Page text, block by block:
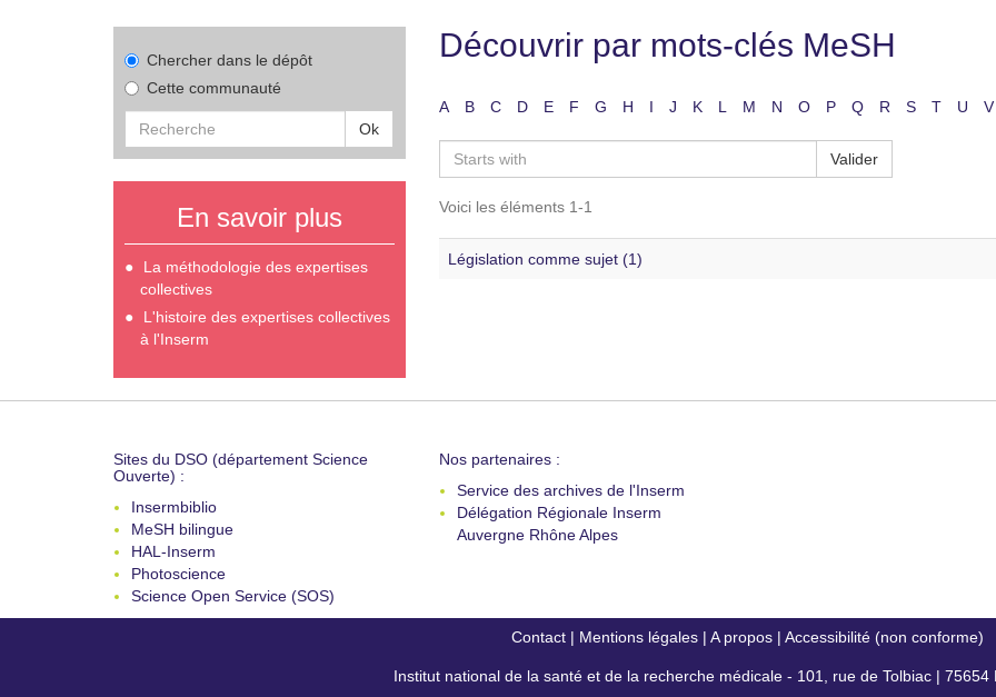
Chercher dans le dépôt
Cette communauté
Ok
En savoir plus
La méthodologie des expertises
collectives
L'histoire des expertises collectives
à l'Inserm
Découvrir par mots-clés MeSH
A B C D E F G H I J K L M N O P Q R S T U V
Valider
Voici les éléments 1-1
Législation comme sujet (1)
Sites du DSO (département Science
Ouverte) :
Insermbiblio
MeSH bilingue
HAL-Inserm
Photoscience
Science Open Service (SOS)
Nos partenaires :
Service des archives de l'Inserm
Délégation Régionale Inserm
Auvergne Rhône Alpes
Contact| Mentions légales| A propos| Accessibilité (non conforme)
Institut national de la santé et de la recherche médicale - 101, rue de Tolbiac | 75654